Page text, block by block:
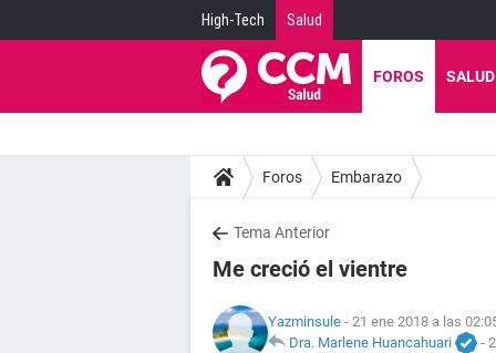
High-Tech Salud
FOROS SALUD
Foros Embarazo
Tema Anterior
Me creció el vientre
Yazminsule - 21 ene 2018 a las
Dra. Marlene Huancahuari
-